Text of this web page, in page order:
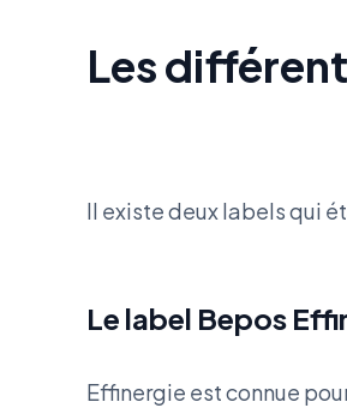
Les
Il existe deux labels qui
Le label Bepos
Effinergie est connue